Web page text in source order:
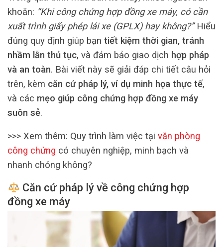
khoăn: “Khi công chứng hợp đồng xe máy, có cần
xuất trình giấy phép lái xe (GPLX) hay không?”Hiểu
đúng quy định giúp bạn tiết kiệm thời gian, tránh
nhầm lẫn thủ tục, và đảm bảo giao dịch hợp pháp
và an toàn. Bài viết này sẽ giải đáp chi tiết câu hỏi
trên, kèm căn cứ pháp lý, ví dụ minh họa thực tế,
và các mẹo giúp công chứng hợp đồng xe máy
suôn sẻ.
>>> Xem thêm: Quy trình làm việc tại văn phòng
công chứng có chuyên nghiệp, minh bạch và
nhanh chóng không?
Căn cứ pháp lý về công chứng hợp
đồng xe máy